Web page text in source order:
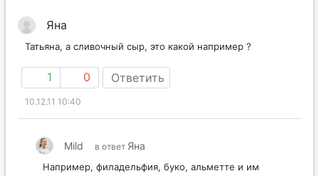
Яна
Татьяна, а сливочный сыр, это какой например ?
1 0 Ответить
10.12.11 10:40
Mild в ответ Яна
Например, филадельфия, буко, альметте и им